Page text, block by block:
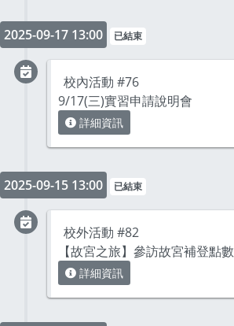
2025-09-17 13:00 已結束
校內活動 #76
9/17(三)實習申請說明會
詳細資訊
2025-09-15 13:00 已結束
校外活動 #82
【故宮之旅】參訪故宮補登點數
詳細資訊